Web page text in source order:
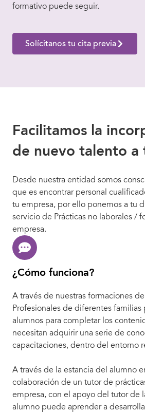
formativo puede seguir.
Solícitanos tu cita previa
Facilitamos la
de nuevo talento a
Desde nuestra entidad somos
que es encontrar personal
tu empresa, por ello ponemos a tu
servicio de Prácticas no laborales /
empresa.
¿Cómo funciona?
A través de nuestras formaciones
Profesionales de diferentes familias
alumnos para completar los
necesitan adquirir una serie de
capacitaciones, dentro del entorno
A través de la estancia del alumno
colaboración de un tutor de
empresa, con el apoyo del tutor de
alumno puede aprender a